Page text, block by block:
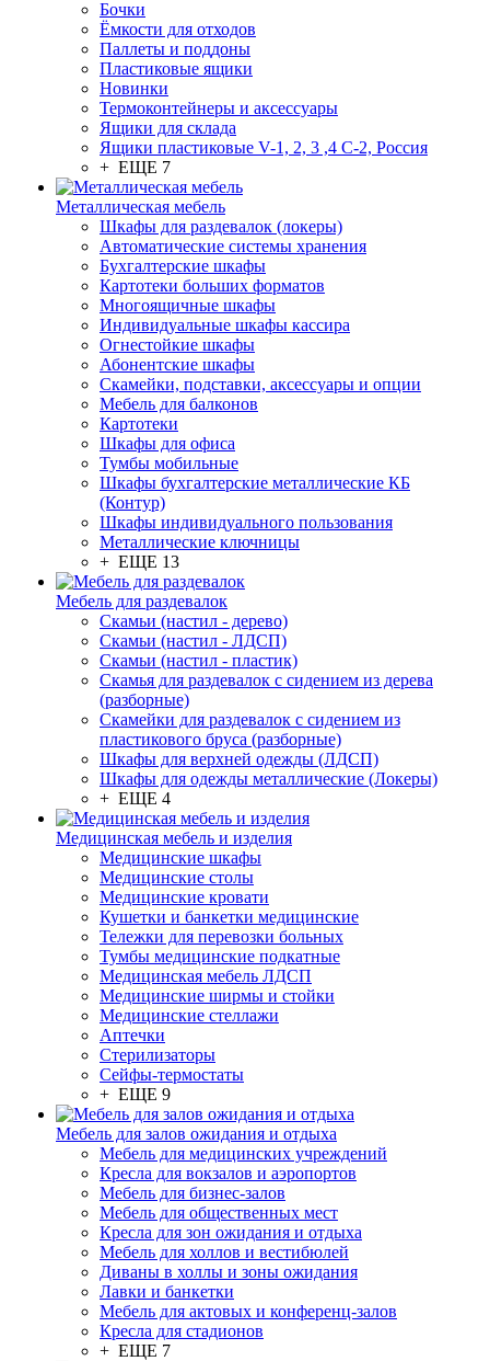
Бочки
Ёмкости для отходов
Паллеты и поддоны
Пластиковые ящики
Новинки
Термоконтейнеры и аксессуары
Ящики для склада
Ящики пластиковые V-1, 2, 3 ,4 С-2, Россия
+ ЕЩЕ 7
Металлическая мебель
Шкафы для раздевалок (локеры)
Автоматические системы хранения
Бухгалтерские шкафы
Картотеки больших форматов
Многоящичные шкафы
Индивидуальные шкафы кассира
Огнестойкие шкафы
Абонентские шкафы
Скамейки, подставки, аксессуары и опции
Мебель для балконов
Картотеки
Шкафы для офиса
Тумбы мобильные
Шкафы бухгалтерские металлические КБ
(Контур)
Шкафы индивидуального пользования
Металлические ключницы
+ ЕЩЕ 13
Мебель для раздевалок
Скамьи (настил - дерево)
Скамьи (настил - ЛДСП)
Скамьи (настил - пластик)
Скамья для раздевалок с сидением из дерева
(разборные)
Скамейки для раздевалок с сидением из
пластикового бруса (разборные)
Шкафы для верхней одежды (ЛДСП)
Шкафы для одежды металлические (Локеры)
+ ЕЩЕ 4
Медицинская мебель и изделия
Медицинские шкафы
Медицинские столы
Медицинские кровати
Кушетки и банкетки медицинские
Тележки для перевозки больных
Тумбы медицинские подкатные
Медицинская мебель ЛДСП
Медицинские ширмы и стойки
Медицинские стеллажи
Аптечки
Стерилизаторы
Сейфы-термостаты
+ ЕЩЕ 9
Мебель для залов ожидания и отдыха
Мебель для медицинских учреждений
Кресла для вокзалов и аэропортов
Мебель для бизнес-залов
Мебель для общественных мест
Кресла для зон ожидания и отдыха
Мебель для холлов и вестибюлей
Диваны в холлы и зоны ожидания
Лавки и банкетки
Мебель для актовых и конференц-залов
Кресла для стадионов
+ ЕЩЕ 7